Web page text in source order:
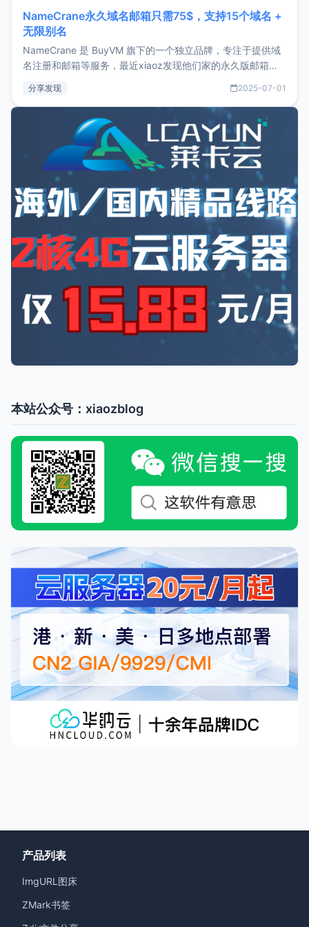
NameCrane永久域名邮箱只需75$，支持15个域名 +
无限别名
NameCrane 是 BuyVM 旗下的一个独立品牌，专注于提供域
名注册和邮箱等服务，最近xiaoz发现他们家的永久版邮箱服
又实惠的域名邮箱，不妨尝试一下 NameCrane。注册
NameCraneNameCrane不支持直接注册，必须要购买
分享发现 2025-07-01
本站公众号：xiaozblog
产品列表
ImgURL图床
ZMark书签